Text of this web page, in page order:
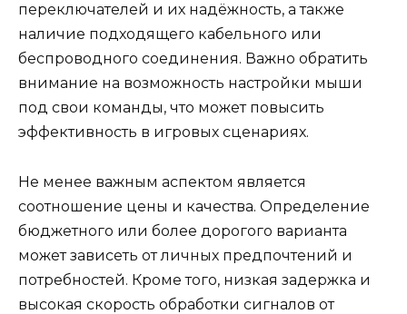
переключателей и их надёжность, а также
наличие подходящего кабельного или
беспроводного соединения. Важно обратить
внимание на возможность настройки мыши
под свои команды, что может повысить
эффективность в игровых сценариях.
Не менее важным аспектом является
соотношение цены и качества. Определение
бюджетного или более дорогого варианта
может зависеть от личных предпочтений и
потребностей. Кроме того, низкая задержка и
высокая скорость обработки сигналов от